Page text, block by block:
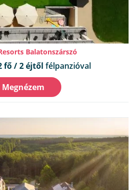
Balatonszárszó
fő / 2 éjtől félpanzióval
Megnézem